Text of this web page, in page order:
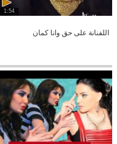
1:54
اللفنانة على حق وانا كمان